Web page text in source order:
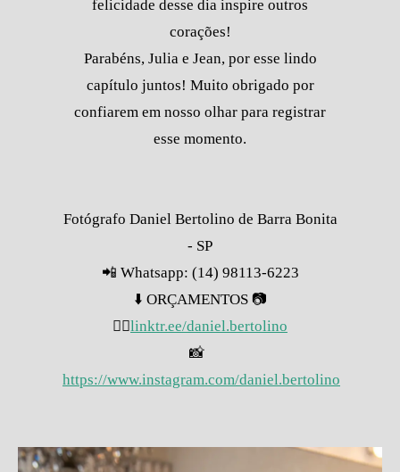
felicidade desse dia inspire outros
corações!
Parabéns, Julia e Jean, por esse lindo
capítulo juntos! Muito obrigado por
confiarem em nosso olhar para registrar
esse momento.
Fotógrafo Daniel Bertolino de Barra Bonita
- SP
📲 Whatsapp: (14) 98113-6223
⬇️ ORÇAMENTOS 📷
👇🏽linktr.ee/daniel.bertolino
📸
https://www.instagram.com/daniel.bertolino